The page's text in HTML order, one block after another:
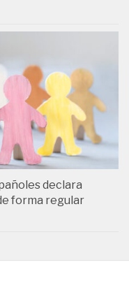
declara
forma regular